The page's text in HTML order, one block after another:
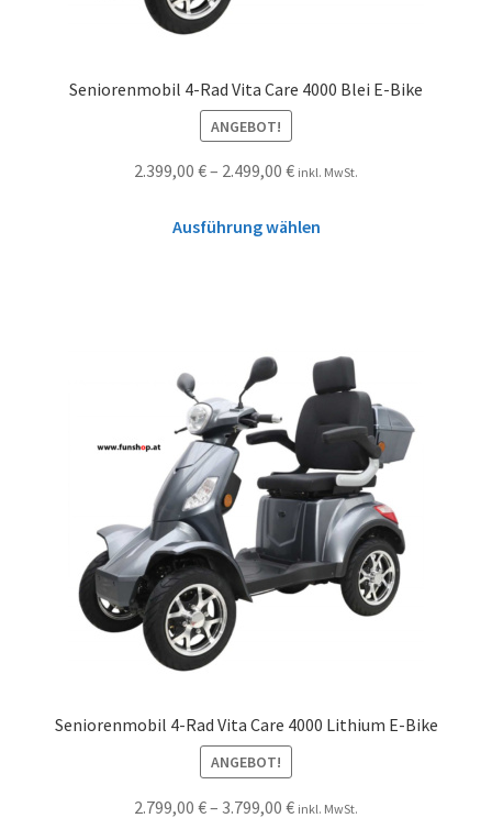
Seniorenmobil 4-Rad Vita Care 4000 Blei E-Bike
ANGEBOT!
2.399,00 €– 2.499,00 € inkl. MwSt.
Ausführung wählen
Seniorenmobil 4-Rad Vita Care 4000 Lithium E-Bike
ANGEBOT!
2.799,00 €– 3.799,00 € inkl. MwSt.